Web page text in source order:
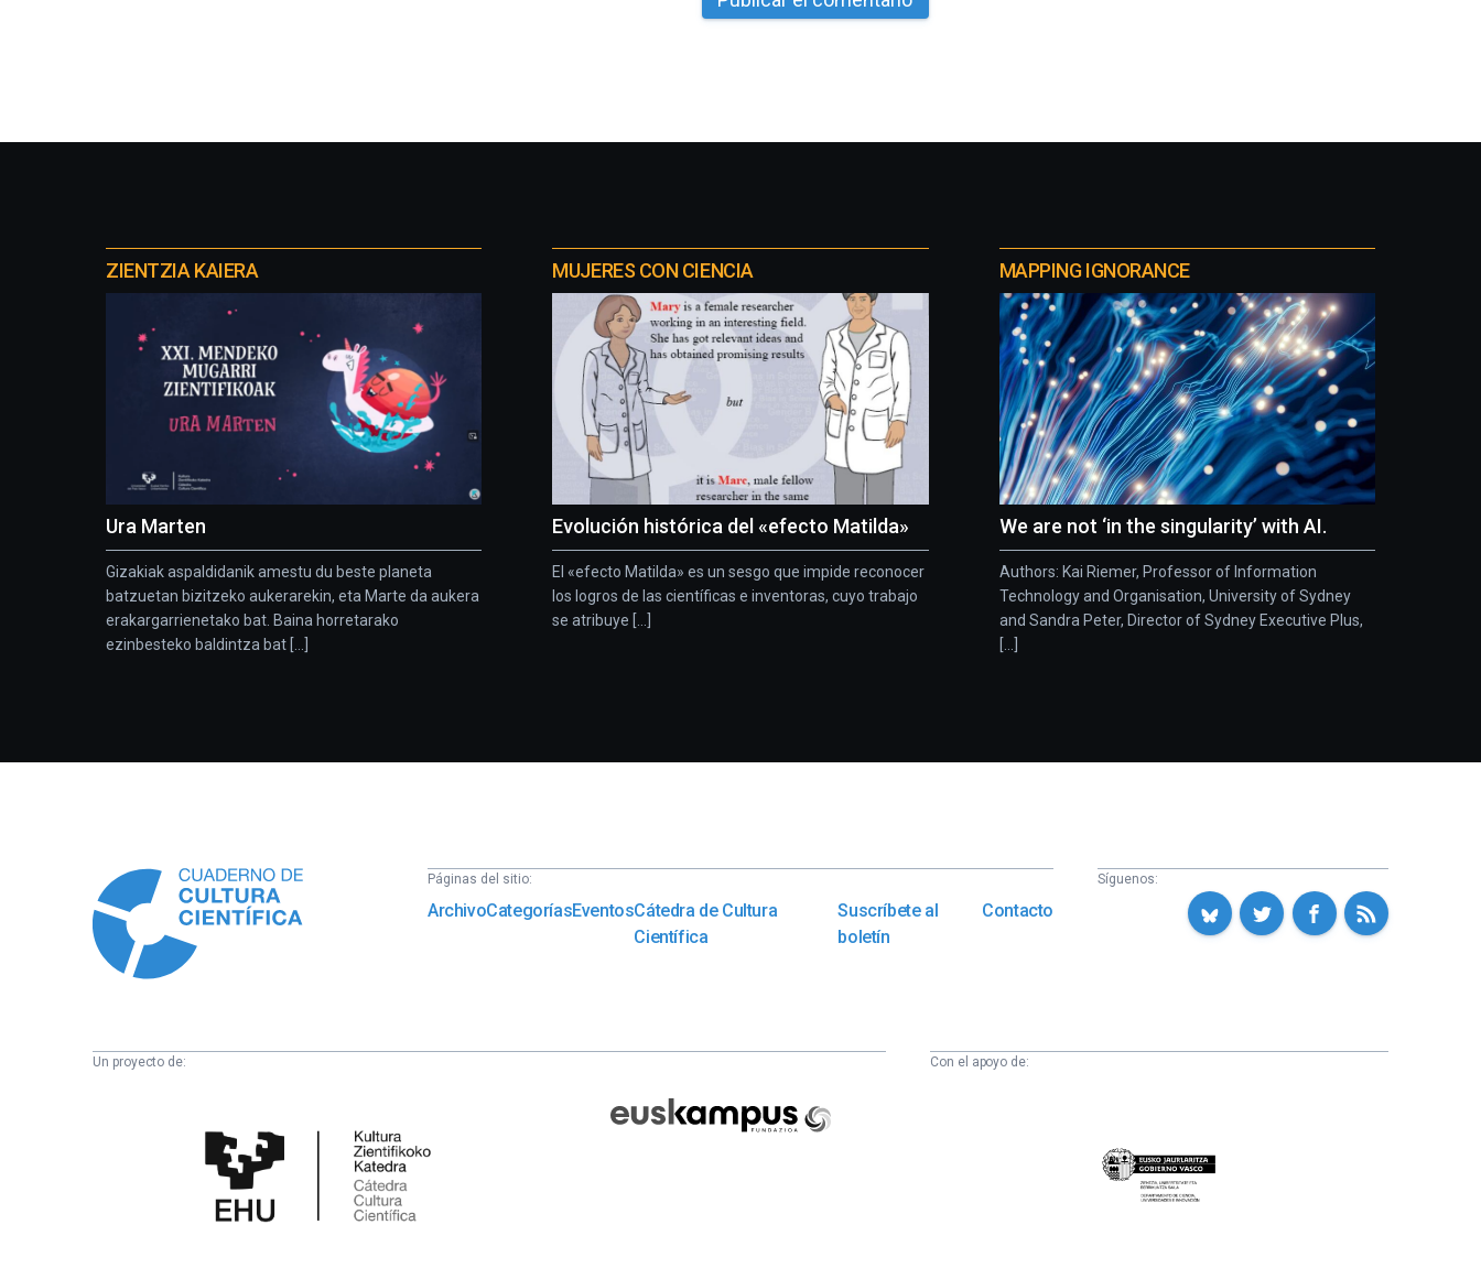
proyectos
ZIENTZIA KAIERA
Ura Marten
Gizakiak aspaldidanik amestu du beste planeta
batzuetan bizitzeko aukerarekin, eta Marte da aukera
erakargarrienetako bat. Baina horretarako
ezinbesteko baldintza bat [...]
MUJERES CON CIENCIA
Evolución histórica del «efecto Matilda»
El «efecto Matilda» es un sesgo que impide reconocer
los logros de las científicas e inventoras, cuyo trabajo
se atribuye [...]
MAPPING IGNORANCE
We are not ‘in the singularity’ with AI.
Authors: Kai Riemer, Professor of Information
Technology and Organisation, University of Sydney
and Sandra Peter, Director of Sydney Executive Plus,
[...]
Páginas del sitio:
ArchivoCategoríasEventosCátedra de Cultura
Científica
Suscríbete al
boletín
Contacto
Síguenos:
Un proyecto de:
Científica
Fundazioa
Con el apoyo de:
Eusko
Jaurlaritza